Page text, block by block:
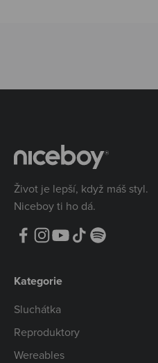
Život je lepší, když máš styl.
Niceboy ti ho dá.
Kategorie
Sluchátka
Reproduktory
Wereables